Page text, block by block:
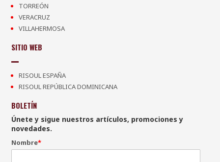
TORREÓN
VERACRUZ
VILLAHERMOSA
SITIO WEB
RISOUL ESPAÑA
RISOUL REPÚBLICA DOMINICANA
BOLETÍN
Únete y sigue nuestros artículos, promociones y
novedades.
Nombre*